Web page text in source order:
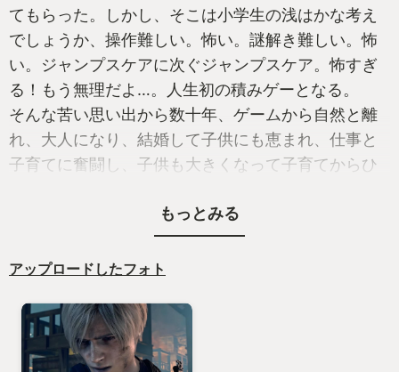
てもらった。しかし、そこは小学生の浅はかな考え
でしょうか、操作難しい。怖い。謎解き難しい。怖
い。ジャンプスケアに次ぐジャンプスケア。怖すぎ
る！もう無理だよ…。人生初の積みゲーとなる。
そんな苦い思い出から数十年、ゲームから自然と離
れ、大人になり、結婚して子供にも恵まれ、仕事と
子育てに奮闘し、子供も大きくなって子育てからひ
初めて、ふと当時のゲームが好きだった自分を我が
子とゲームを通して思い出し、久々にゲームをしよ
うとPS5を購入してさまざまなゲームをやり始めた
して聞いていたポッドキャスト、『ゲームなんと
か』との出会い。その中では面白おかしく楽しげに
語られる『BIOHAZARD』シリーズの話。当時の苦い
もっとみる
アップロードしたフォト